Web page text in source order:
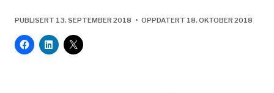
PUBLISERT 13. SEPTEMBER 2018 • OPPDATERT 18. OKTOBER 2018